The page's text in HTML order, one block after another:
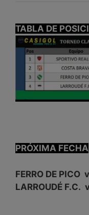
TABLA DE
PRÓXIMA FECHA
FERRO DE PICO
LARROUDÉ F.C.